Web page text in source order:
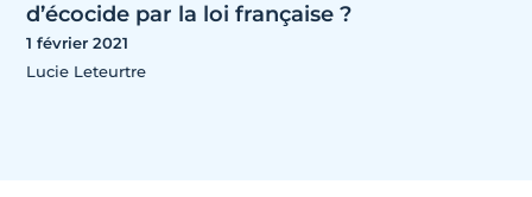
d’écocide par la loi française ?
1 février 2021
Lucie Leteurtre